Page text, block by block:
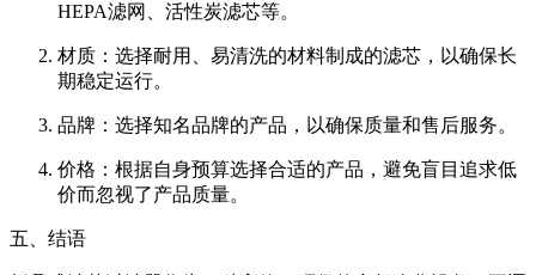
HEPA滤网、活性炭滤芯等。
材质：选择耐用、易清洗的材料制成的滤芯，以确保长
期稳定运行。
品牌：选择知名品牌的产品，以确保质量和售后服务。
价格：根据自身预算选择合适的产品，避免盲目追求低
价而忽视了产品质量。
五、结语